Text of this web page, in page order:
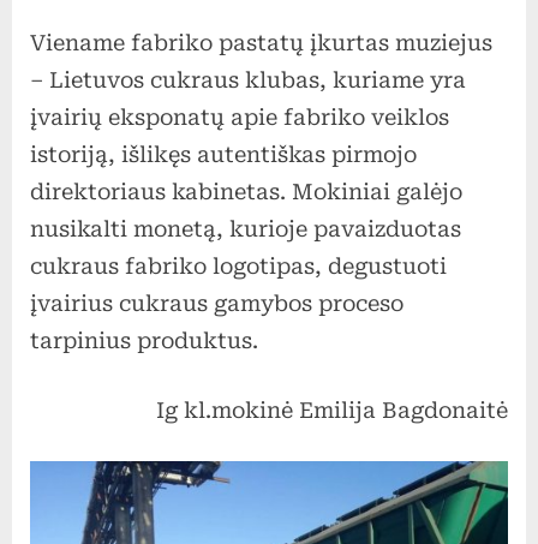
Viename fabriko pastatų įkurtas muziejus
– Lietuvos cukraus klubas, kuriame yra
įvairių eksponatų apie fabriko veiklos
istoriją, išlikęs autentiškas pirmojo
direktoriaus kabinetas. Mokiniai galėjo
nusikalti monetą, kurioje pavaizduotas
cukraus fabriko logotipas, degustuoti
įvairius cukraus gamybos proceso
tarpinius produktus.
Ig kl.mokinė Emilija Bagdonaitė